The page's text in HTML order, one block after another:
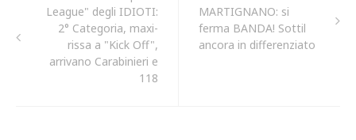
League" degli IDIOTI:
2° Categoria, maxi-
rissa a "Kick Off",
arrivano Carabinieri e
118
MARTIGNANO: si
ferma BANDA! Sottil
ancora in differenziato